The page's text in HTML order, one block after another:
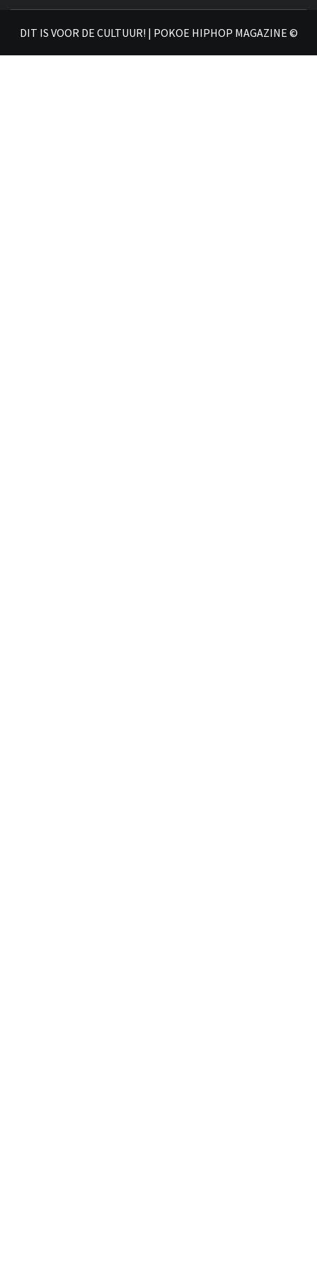
DIT IS VOOR DE CULTUUR! | POKOE HIPHOP MAGAZINE ©